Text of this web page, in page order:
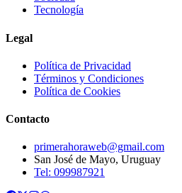
Tecnología
Legal
Política de Privacidad
Términos y Condiciones
Política de Cookies
Contacto
primerahoraweb@gmail.com
San José de Mayo, Uruguay
Tel: 099987921